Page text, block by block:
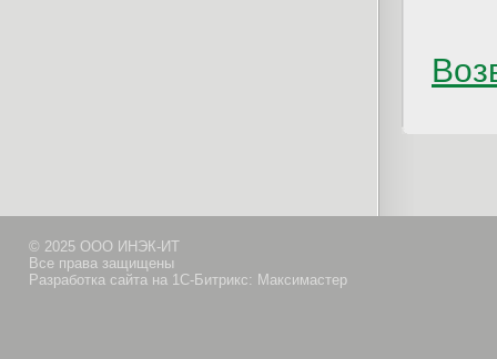
© 2025 ООО ИНЭК-ИТ
Все права защищены
Разработка сайта на 1С-Битрикс: Максимастер